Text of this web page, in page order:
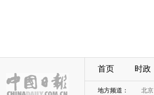
首页 时政
地方频道： 北京